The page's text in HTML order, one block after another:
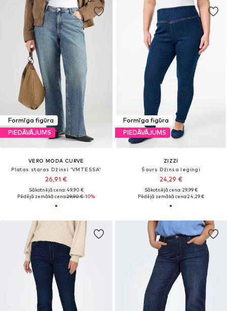
Formīga figūra
PIEDĀVĀJUMS
VERO MODA CURVE
Platas staras Džinsi 'VMTESSA'
26,91 €
Sākotnējā cena: 49,90 €
Pēdējā zemākā cena:29,90 €-10%
Formīga figūra
PIEDĀVĀJUMS
ZIZZI
Šaurs Džinsa legingi
24,29 €
Sākotnējā cena: 29,99 €
Pēdējā zemākā cena:24,29 €